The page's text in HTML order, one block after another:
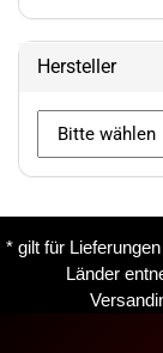
Hersteller
* gilt für
Länder